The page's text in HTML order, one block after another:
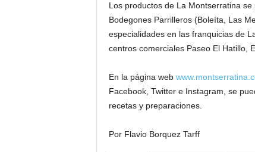
Los productos de La Montserratina
Bodegones Parrilleros (Boleíta, Las
especialidades en las franquicias de
centros comerciales Paseo El Hatillo,
En la página web
Facebook, Twitter e Instagram, se
recetas y preparaciones.
Por Flavio Borquez Tarff